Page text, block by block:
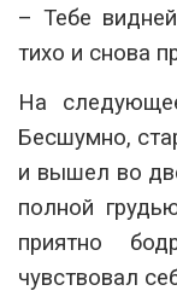
– Тебе
тихо и снова
На
Бесшумно,
и вышел во
полной
приятно
чувствовал